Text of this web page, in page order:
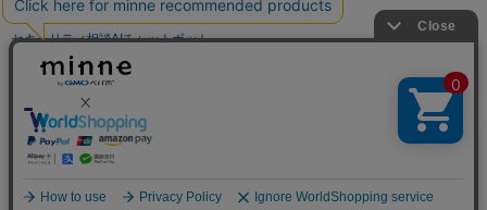
パスワード漏洩診断
Webサイトリスク診断
セキュリティ相談AIチャットボット
実在証明・盗聴対策
サイバー攻撃対策（GMO Flatt Security）
セキュリティ事業の軌跡